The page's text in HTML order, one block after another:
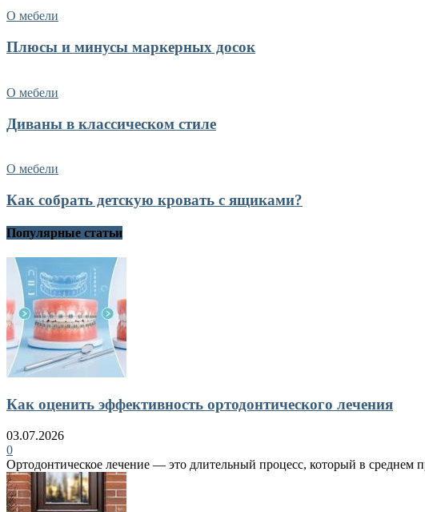
О мебели
Плюсы и минусы маркерных досок
О мебели
Диваны в классическом стиле
О мебели
Как собрать детскую кровать с ящиками?
Популярные статьи
Как оценить эффективность ортодонтического лечения
03.07.2026
0
Ортодонтическое лечение — это длительный процесс, который в среднем